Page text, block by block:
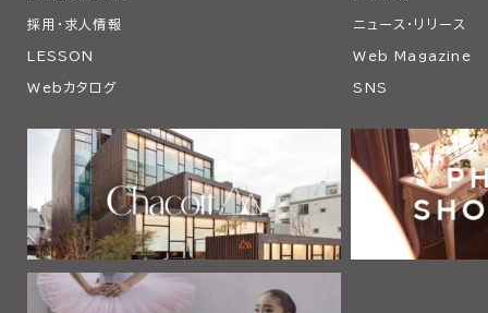
採用・求人情報 ニュース・リリース
LESSON Web Magazine
Webカタログ SNS